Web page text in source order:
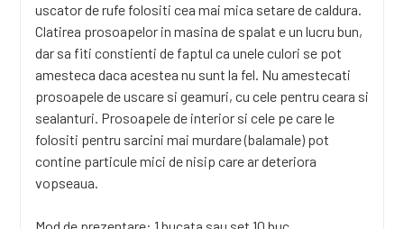
uscator de rufe folositi cea mai mica setare de caldura.
Clatirea prosoapelor in masina de spalat e un lucru bun,
dar sa fiti constienti de faptul ca unele culori se pot
amesteca daca acestea nu sunt la fel. Nu amestecati
prosoapele de uscare si geamuri, cu cele pentru ceara si
sealanturi. Prosoapele de interior si cele pe care le
folositi pentru sarcini mai murdare (balamale) pot
contine particule mici de nisip care ar deteriora
vopseaua.